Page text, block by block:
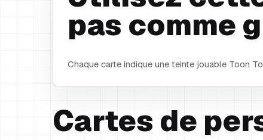
pas comme
Chaque carte indique une teinte jouable Toon
Cartes de